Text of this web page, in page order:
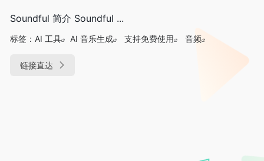
Soundful 简介 Soundful ...
标签： AI 工具 AI 音乐生成 支持免费使用 音频
链接直达